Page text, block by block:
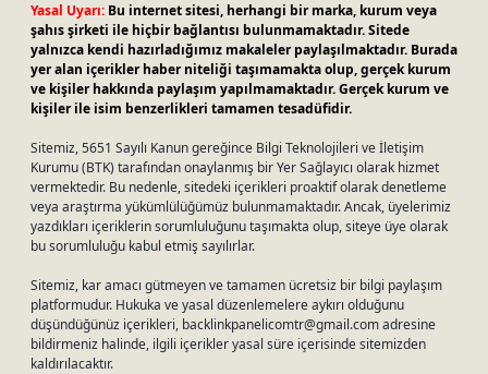
Yasal Uyarı: Bu internet sitesi, herhangi bir marka, kurum veya
şahıs şirketi ile hiçbir bağlantısı bulunmamaktadır. Sitede
yalnızca kendi hazırladığımız makaleler paylaşılmaktadır. Burada
yer alan içerikler haber niteliği taşımamakta olup, gerçek kurum
ve kişiler hakkında paylaşım yapılmamaktadır. Gerçek kurum ve
kişiler ile isim benzerlikleri tamamen tesadüfidir.
Sitemiz, 5651 Sayılı Kanun gereğince Bilgi Teknolojileri ve İletişim
Kurumu (BTK) tarafından onaylanmış bir Yer Sağlayıcı olarak hizmet
vermektedir. Bu nedenle, sitedeki içerikleri proaktif olarak denetleme
veya araştırma yükümlülüğümüz bulunmamaktadır. Ancak, üyelerimiz
yazdıkları içeriklerin sorumluluğunu taşımakta olup, siteye üye olarak
bu sorumluluğu kabul etmiş sayılırlar.
Sitemiz, kar amacı gütmeyen ve tamamen ücretsiz bir bilgi paylaşım
platformudur. Hukuka ve yasal düzenlemelere aykırı olduğunu
düşündüğünüz içerikleri, backlinkpanelicomtr@gmail.comadresine
bildirmeniz halinde, ilgili içerikler yasal süre içerisinde sitemizden
kaldırılacaktır.